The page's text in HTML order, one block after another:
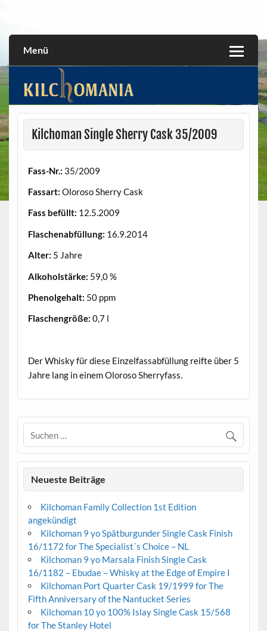
Menü
Kilchoman Single Sherry Cask 35/2009
Fass-Nr.: 35/2009
Fassart: Oloroso Sherry Cask
Fass befüllt: 12.5.2009
Flaschenabfüllung: 16.9.2014
Alter: 5 Jahre
Alkoholstärke: 59,0 %
Phenolgehalt: 50 ppm
Flaschengröße: 0,7 l
Der Whisky für diese Einzelfassabfüllung reifte über 5
Jahre lang in einem Oloroso Sherryfass.
Neueste Beiträge
Kilchoman Family Collection 1st Edition
angekündigt
Kilchoman 9 yo Spätburgunder Single Cask Finish
16/1172 for The Specialist´s Choice – NL
Kilchoman 9 yo Marsala Finish Single Cask
16/1182 – Ebudae – Whisky at the Edge of Empire I
Kilchoman Port Quarter Cask 19/1999 for The
Fifth Anniversary of the Nantucket Series
Kilchoman 10 yo 100% Islay Single Cask 15/568
for The Stanley Hotel